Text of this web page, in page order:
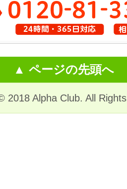
▲ ページの先頭へ
2018 Alpha Club. All